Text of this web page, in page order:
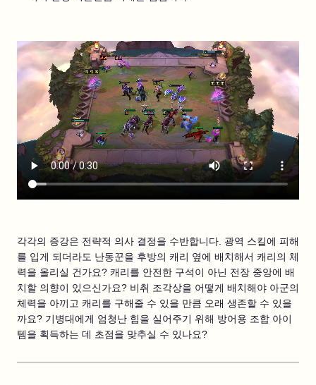
각각의 증강은 전략적 의사 결정을 수반합니다. 광역 스킬에 피해
를 입게 되더라도 난동꾼을 후방의 캐리 옆에 배치해서 캐리의 체
력을 올리실 건가요? 캐리를 안전한 구석이 아닌 전장 중앙에 배
치할 의향이 있으신가요? 비취 조각상을 어떻게 배치해야 아군의
체력을 아끼고 캐리를 구해줄 수 있을 만큼 오래 생존할 수 있을
까요? 기병대에게 엄청난 힘을 실어주기 위해 방어용 조합 아이
템을 획득하는 데 초점을 맞추실 수 있나요?